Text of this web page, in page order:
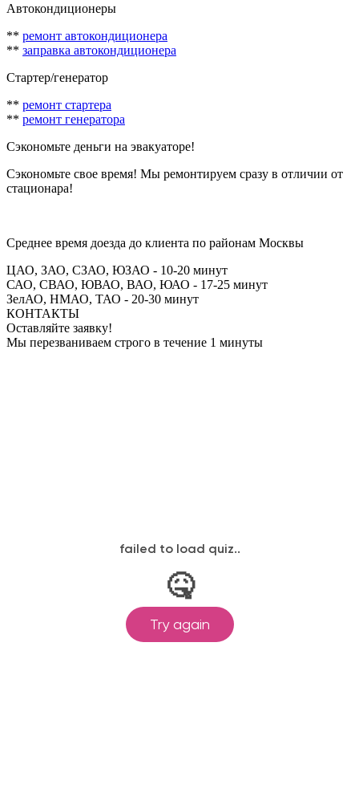
Автокондиционеры
** ремонт автокондиционера
** заправка автокондиционера
Стартер/генератор
** ремонт стартера
** ремонт генератора
Сэкономьте деньги на эвакуаторе!
Сэкономьте свое время! Мы ремонтируем сразу в отличии от
стационара!
Среднее время доезда до клиента по районам Москвы
ЦАО, ЗАО, СЗАО, ЮЗАО - 10-20 минут
САО, СВАО, ЮВАО, ВАО, ЮАО - 17-25 минут
ЗелАО, НМАО, ТАО - 20-30 минут
КОНТАКТЫ
Оставляйте заявку!
Мы перезваниваем строго в течение 1 минуты